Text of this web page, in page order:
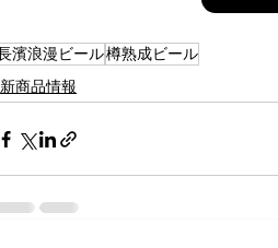
濱浪漫ビール樽熟成ビール
新商品情報